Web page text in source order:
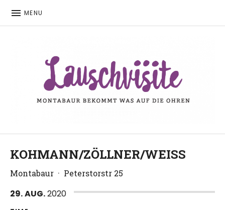
MENU
KOHMANN/ZÖLLNER/WEISS
Montabaur · Peterstorstr 25
29.AUG.2020